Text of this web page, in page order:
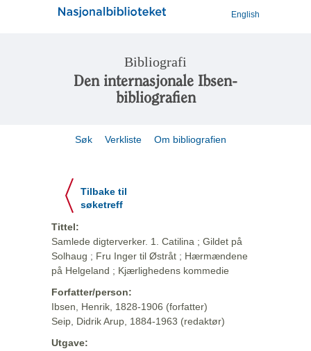
English
Bibliografi
Den internasjonale Ibsen-
bibliografien
Søk Verkliste Om bibliografien
Tilbake til
søketreff
Tittel:
Samlede digterverker. 1. Catilina ; Gildet på
Solhaug ; Fru Inger til Østråt ; Hærmændene
på Helgeland ; Kjærlighedens kommedie
Forfatter/person:
Ibsen, Henrik, 1828-1906 (forfatter)
Seip, Didrik Arup, 1884-1963 (redaktør)
Utgave: